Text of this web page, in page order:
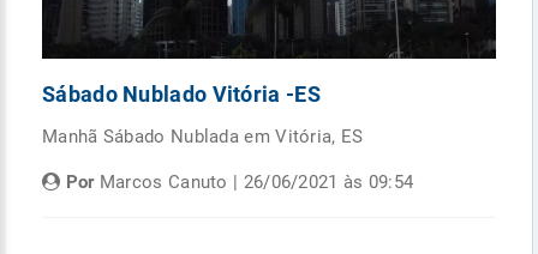
Sábado Nublado Vitória -ES
Manhã Sábado Nublada em Vitória, ES
PorMarcos Canuto | 26/06/2021 às 09:54